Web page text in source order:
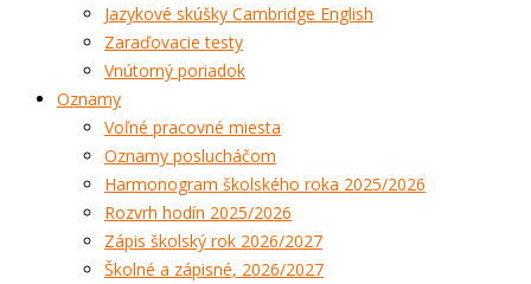
Jazykové skúšky Cambridge English
Zaraďovacie testy
Vnútorný poriadok
Oznamy
Voľné pracovné miesta
Oznamy poslucháčom
Harmonogram školského roka 2025/2026
Rozvrh hodín 2025/2026
Zápis školský rok 2026/2027
Školné a zápisné, 2026/2027